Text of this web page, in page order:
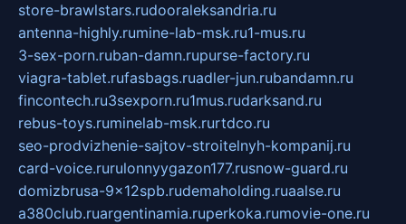
store-brawlstars.rudooraleksandria.ru
antenna-highly.rumine-lab-msk.ru1-mus.ru
3-sex-porn.ruban-damn.rupurse-factory.ru
viagra-tablet.rufasbags.ruadler-jun.rubandamn.ru
fincontech.ru3sexporn.ru1mus.rudarksand.ru
rebus-toys.ruminelab-msk.rurtdco.ru
seo-prodvizhenie-sajtov-stroitelnyh-kompanij.ru
card-voice.rurulonnyygazon177.rusnow-guard.ru
domizbrusa-9x12spb.rudemaholding.ruaalse.ru
a380club.ruargentinamia.ruperkoka.rumovie-one.ru